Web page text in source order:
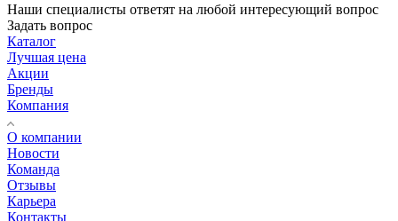
Наши специалисты ответят на любой интересующий вопрос
Задать вопрос
Каталог
Лучшая цена
Акции
Бренды
Компания
О компании
Новости
Команда
Отзывы
Карьера
Контакты